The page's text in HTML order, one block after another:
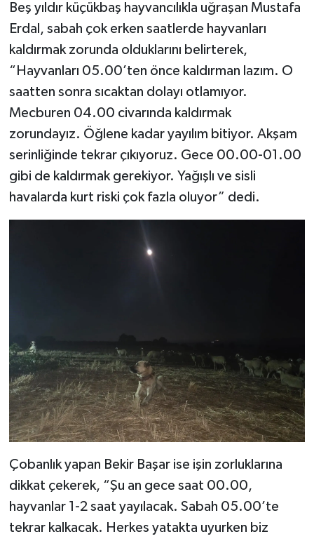
Beş yıldır küçükbaş hayvancılıkla uğraşan Mustafa
Erdal, sabah çok erken saatlerde hayvanları
kaldırmak zorunda olduklarını belirterek,
“Hayvanları 05.00’ten önce kaldırman lazım. O
saatten sonra sıcaktan dolayı otlamıyor.
Mecburen 04.00 civarında kaldırmak
zorundayız. Öğlene kadar yayılım bitiyor. Akşam
serinliğinde tekrar çıkıyoruz. Gece 00.00-01.00
gibi de kaldırmak gerekiyor. Yağışlı ve sisli
havalarda kurt riski çok fazla oluyor” dedi.
Çobanlık yapan Bekir Başar ise işin zorluklarına
dikkat çekerek, “Şu an gece saat 00.00,
hayvanlar 1-2 saat yayılacak. Sabah 05.00’te
tekrar kalkacak. Herkes yatakta uyurken biz